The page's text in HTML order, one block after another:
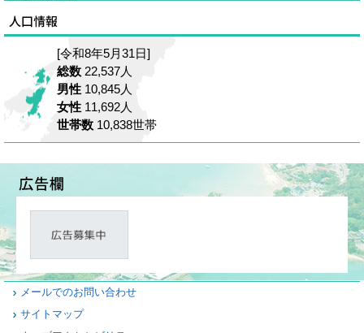
[令和8年5月31日]
総数 22,537人
男性 10,845人
女性 11,692人
世帯数 10,838世帯
メールでのお問い合わせ
サイトマップ